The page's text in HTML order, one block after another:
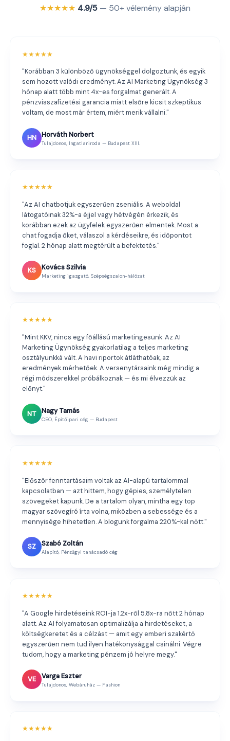
★★★★★ 4.9/5 — 50+ vélemény alapján
★★★★★
"Korábban 3 különböző ügynökséggel dolgoztunk, és egyik
sem hozott valódi eredményt. Az AI Marketing Ügynökség 3
hónap alatt több mint 4x-es forgalmat generált. A
pénzvisszafizetési garancia miatt elsőre kicsit szkeptikus
voltam, de most már értem, miért merik vállalni."
HN Horváth Norbert
Tulajdonos, Ingatlaniroda — Budapest XIII.
★★★★★
"Az AI chatbotjuk egyszerűen zseniális. A weboldal
látogatóinak 32%-a éjjel vagy hétvégén érkezik, és
korábban ezek az ügyfelek egyszerűen elmentek. Most a
chat fogadja őket, válaszol a kérdéseikre, és időpontot
foglal. 2 hónap alatt megtérült a befektetés."
KS Kovács Szilvia
Marketing igazgató, Szépségszalon-hálózat
★★★★★
"Mint KKV, nincs egy főállású marketingesünk. Az AI
Marketing Ügynökség gyakorlatilag a teljes marketing
osztályunkká vált. A havi riportok átláthatóak, az
eredmények mérhetőek. A versenytársaink még mindig a
régi módszerekkel próbálkoznak — és mi élvezzük az
előnyt."
NT Nagy Tamás
CEO, Építőipari cég — Budapest
★★★★★
"Először fenntartásaim voltak az AI-alapú tartalommal
kapcsolatban — azt hittem, hogy gépies, személytelen
szövegeket kapunk. De a tartalom olyan, mintha egy top
magyar szövegíró írta volna, miközben a sebessége és a
mennyisége hihetetlen. A blogunk forgalma 220%-kal nőtt."
SZ Szabó Zoltán
Alapító, Pénzügyi tanácsadó cég
★★★★★
"A Google hirdetéseink ROI-ja 1.2x-ről 5.8x-ra nőtt 2 hónap
alatt. Az AI folyamatosan optimalizálja a hirdetéseket, a
költségkeretet és a célzást — amit egy emberi szakértő
egyszerűen nem tud ilyen hatékonysággal csinálni. Végre
tudom, hogy a marketing pénzem jó helyre megy."
VE Varga Eszter
Tulajdonos, Webáruház — Fashion
★★★★★